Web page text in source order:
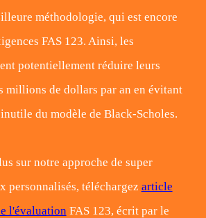
méthodologie, qui est encore
FAS 123. Ainsi, les
potentiellement réduire leurs
millions de dollars par an en évitant
du modèle de Black-Scholes.
sur notre approche de super
personnalisés, téléchargez article
l'évaluationFAS 123, écrit par le